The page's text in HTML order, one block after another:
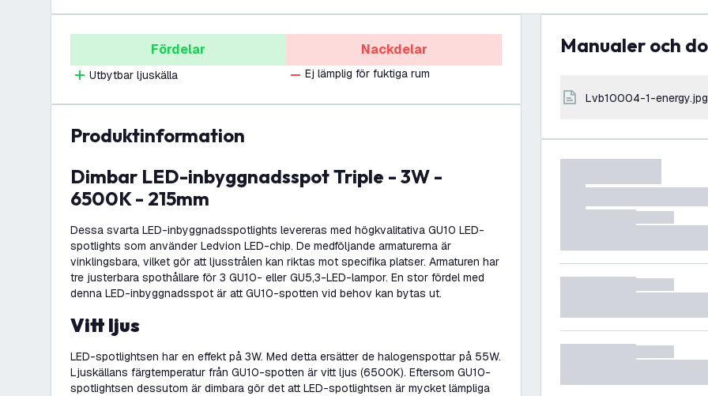
Fördelar
Utbytbar ljuskälla
Nackdelar
Ej lämplig för fuktiga rum
produktinformation
Dimbar LED-inbyggnadsspot Triple - 3W -
6500K - 215mm
Dessa svarta LED-inbyggnadsspotlights levereras med högkvalitativa GU10 LED-
spotlights som använder Ledvion LED-chip. De medföljande armaturerna är
vinklingsbara, vilket gör att ljusstrålen kan riktas mot specifika platser. Armaturen har
tre justerbara spothållare för 3 GU10- eller GU5,3-LED-lampor. En stor fördel med
denna LED-inbyggnadsspot är att GU10-spotten vid behov kan bytas ut.
Vitt ljus
LED-spotlightsen har en effekt på 3W. Med detta ersätter de halogenspottar på 55W.
Ljuskällans färgtemperatur från GU10-spotten är vitt ljus (6500K). Eftersom GU10-
spotlightsen dessutom är dimbara gör det att LED-spotlightsen är mycket lämpliga
Manualer och
lvb10004-1-energy.jpg